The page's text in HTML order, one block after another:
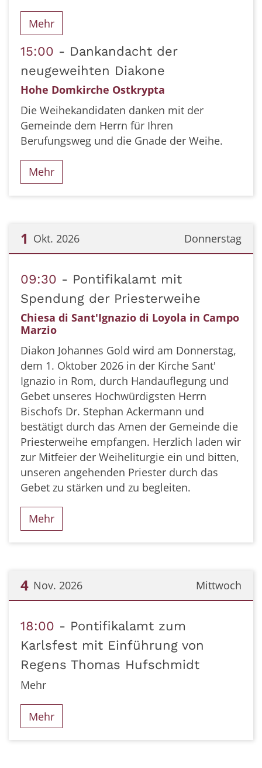
Mehr
15:00
Dankandacht der
neugeweihten Diakone
Hohe Domkirche Ostkrypta
Die Weihekandidaten danken mit der
Gemeinde dem Herrn für Ihren
Berufungsweg und die Gnade der Weihe.
Mehr
Donnerstag
1 Okt. 2026
09:30
Pontifikalamt mit
Spendung der Priesterweihe
Chiesa di Sant'Ignazio di Loyola in Campo
Marzio
Diakon Johannes Gold wird am Donnerstag,
dem 1. Oktober 2026 in der Kirche Sant'
Ignazio in Rom, durch Handauflegung und
Gebet unseres Hochwürdigsten Herrn
Bischofs Dr. Stephan Ackermann und
bestätigt durch das Amen der Gemeinde die
Priesterweihe empfangen. Herzlich laden wir
zur Mitfeier der Weiheliturgie ein und bitten,
unseren angehenden Priester durch das
Gebet zu stärken und zu begleiten.
Mehr
Mittwoch
4 Nov. 2026
18:00
Pontifikalamt zum
Karlsfest mit Einführung von
Regens Thomas Hufschmidt
Mehr
Mehr